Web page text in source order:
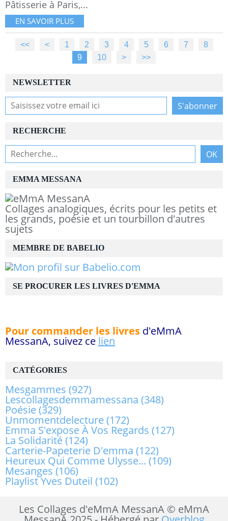
Pâtisserie à Paris,...
EN SAVOIR PLUS
<< < 1 2 3 4 5 6 7
8
9
10 20
30
40
50
60
> >>
NEWSLETTER
RECHERCHE
EMMA MESSANA
Collages analogiques, écrits pour les petits et
les grands, poésie et un tourbillon d'autres
sujets
CATÉGORIES
Mesgammes (927)
Lescollagesdemmamessana (348)
Poésie(329)
Unmomentdelecture(172)
Emma S'expose À Vos Regards (127)
La Solidarité(124)
Carterie-Papeterie D'emma (122)
Heureux Qui Comme Ulysse... (109)
Mesanges (106)
Playlist Yves Duteil (102)
MEMBRE DE BABELIO
SE PROCURER LES LIVRES D'EMMA
Pour commander les livres d'eMmA
MessanA, suivez ce lien
Les Collages d'eMmA MessanA © eMmA